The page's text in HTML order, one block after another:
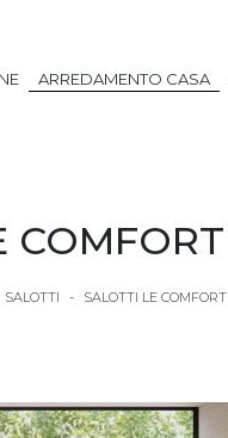
ARREDAMENTO CASA
COMFORT
SALOTTI - SALOTTI LE COMFORT